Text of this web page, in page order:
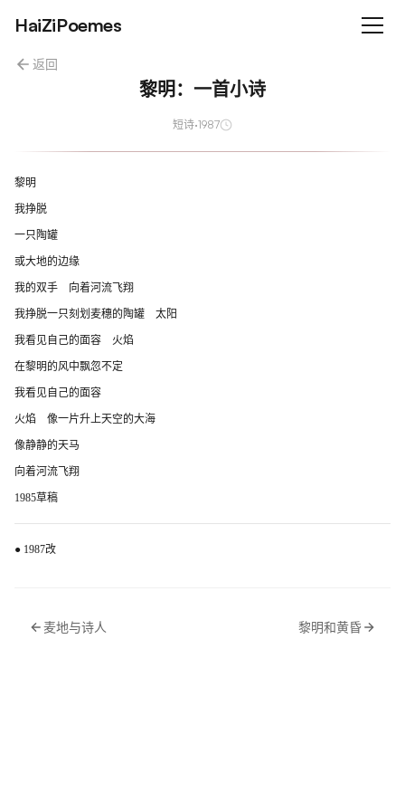
HaiZiPoemes
返回
黎明：一首小诗
短诗·1987
黎明
我挣脱
一只陶罐
或大地的边缘
我的双手 向着河流飞翔
我挣脱一只刻划麦穗的陶罐 太阳
我看见自己的面容 火焰
在黎明的风中飘忽不定
我看见自己的面容
火焰 像一片升上天空的大海
像静静的天马
向着河流飞翔
1985草稿
● 1987改
麦地与诗人 黎明和黄昏